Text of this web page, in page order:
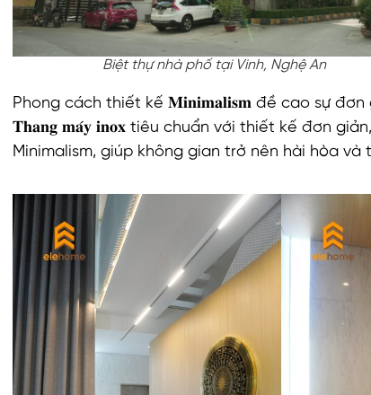
Biệt thự nhà phố tại Vinh, Nghệ An
Phong cách thiết kế 𝐌𝐢𝐧𝐢𝐦𝐚𝐥𝐢𝐬𝐦 đề cao sự
𝐓𝐡𝐚𝐧𝐠 𝐦𝐚́𝐲 𝐢𝐧𝐨𝐱 tiêu chuẩn với thiết kế đơn
Minimalism, giúp không gian trở nên hài hòa và